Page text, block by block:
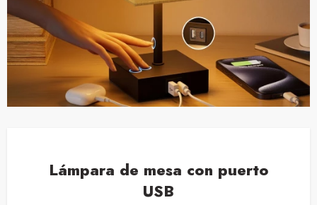
Lámpara de mesa con puerto
USB